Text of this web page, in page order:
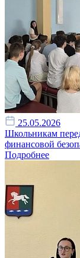
25.05.2026
Школьникам
финансовой
Подробнее